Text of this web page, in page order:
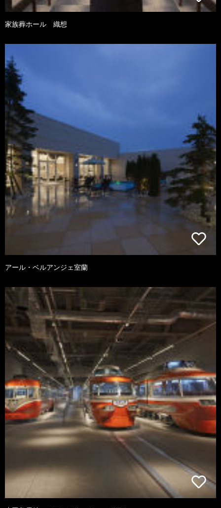
家族葬ホール 織想
アール・ベルアンジェ室蘭